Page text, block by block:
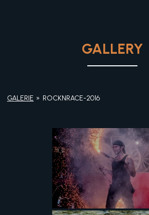
GALLERY
GALERIE » ROCKNRACE-2016